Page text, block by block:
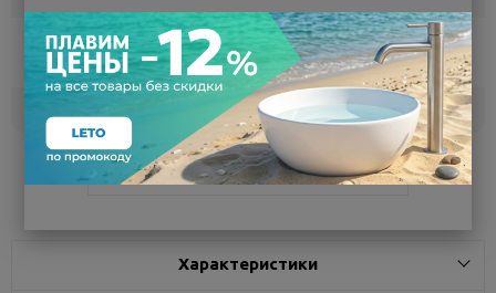
Воронеж 5
Самовывоз
сегодня
под заказ
Поделиться
Характеристики